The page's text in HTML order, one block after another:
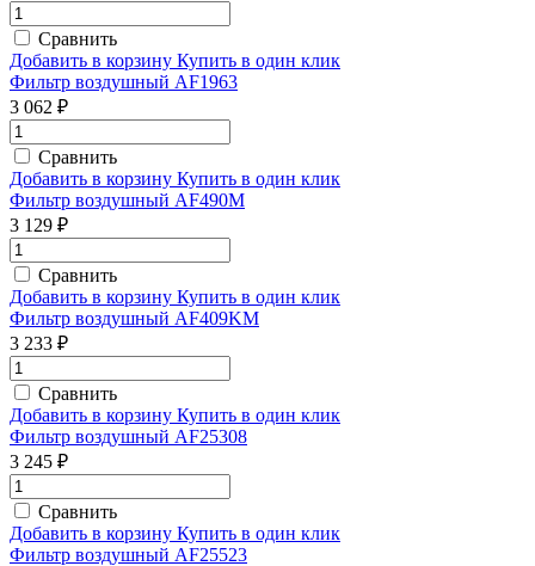
Сравнить
Добавить в корзину Купить в один клик
Фильтр воздушный AF1963
3 062 ₽
Сравнить
Добавить в корзину Купить в один клик
Фильтр воздушный AF490М
3 129 ₽
Сравнить
Добавить в корзину Купить в один клик
Фильтр воздушный AF409KM
3 233 ₽
Сравнить
Добавить в корзину Купить в один клик
Фильтр воздушный AF25308
3 245 ₽
Сравнить
Добавить в корзину Купить в один клик
Фильтр воздушный AF25523